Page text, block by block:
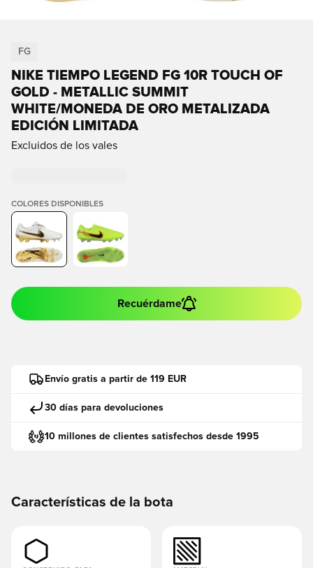
FG
NIKE TIEMPO LEGEND FG 10R TOUCH OF
GOLD - METALLIC SUMMIT
WHITE/MONEDA DE ORO METALIZADA
EDICIÓN LIMITADA
Excluidos de los vales
COLORES DISPONIBLES
Recuérdame
Envío gratis a partir de 119 EUR
30 días para devoluciones
10 millones de clientes satisfechos desde 1995
Características de la bota